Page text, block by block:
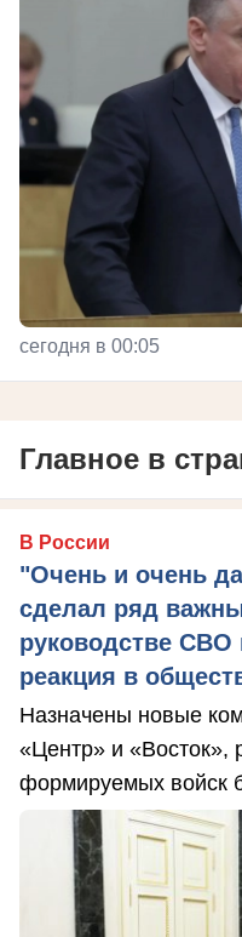
сегодня в 00:05
Главное в
В России
"Очень и очень
сделал ряд
руководстве
реакция в
Назначены новые
«Центр» и «Восток»,
формируемых войск